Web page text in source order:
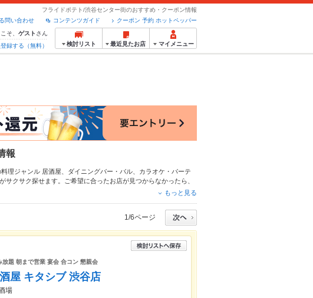
フライドポテト/渋谷センター街のおすすめ・クーポン情報
クーポン 予約 ホットペッパー
コンテンツガイド
問い合わせ
そ、 ゲスト さん
録する（無料）
検討リスト 最近見たお店 マイメニュー
報
理ジャンル 居酒屋 ダイニングバー・バル
カラオケ・パーテ
クサク探せます。ご希望に合ったお店が見つからなかったら、
ホットペッパーグルメなら、お得なクーポンはもちろん、こだわ
ートやパーティーにもお得に便利にホットペッパーグルメをご利
もっと見る
1/6ページ
題 朝まで営業 宴会 合コン 懇親会
屋 キタシブ 渋谷店
場